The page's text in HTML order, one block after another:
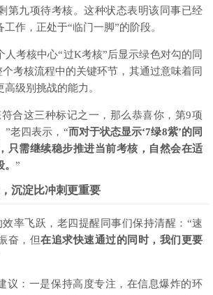
第九项待考核。这种状态表明该同事已经
作，正处于“临门一脚”的阶段。
人考核中心“过K考核”后显示绿色对勾的同
考核流程中的关键环节，其通过意味着同
级别挑战的能力。
合这三种标记之一，那么恭喜你，第9项
”老四表示，“而对于状态显示‘7绿8紫’的同
只需继续稳步推进当前考核，自然会在适
”
沉淀比冲刺更重要
率飞跃，老四提醒同事们保持清醒：“速
奋，但在追求快速通过的同时，我们更要
议：一是保持高度专注，在信息爆炸的环